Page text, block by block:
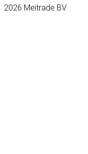
2026 Meitrade BV